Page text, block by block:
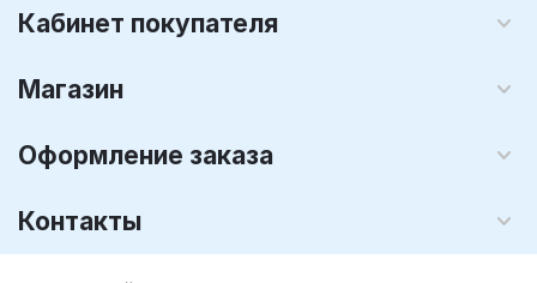
Кабинет покупателя
Магазин
Оформление заказа
Контакты
© 2008 - 2026 Графика-М (розничный интернет магазин). На